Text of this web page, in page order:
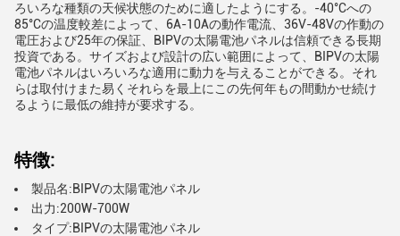
ろいろな種類の天候状態のために適したようにする。-40°Cへの
85°Cの温度較差によって、6A-10Aの動作電流、36V-48Vの作動の
電圧および25年の保証、BIPVの太陽電池パネルは信頼できる長期
投資である。サイズおよび設計の広い範囲によって、BIPVの太陽
電池パネルはいろいろな適用に動力を与えることができる。それ
らは取付けまた易くそれらを最上にこの先何年もの間動かせ続け
るように最低の維持が要求する。
特徴:
製品名:BIPVの太陽電池パネル
出力:200W-700W
タイプ:BIPVの太陽電池パネル